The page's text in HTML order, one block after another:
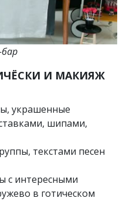
И МАКИЯЖ
украшенные
шипами,
текстами песен
с интересными
в готическом